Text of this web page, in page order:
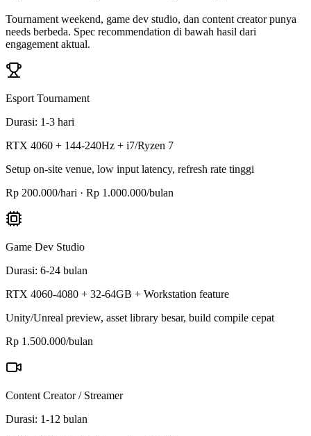
Tournament weekend, game dev studio, dan content creator punya
needs berbeda. Spec recommendation di bawah hasil dari
engagement aktual.
Esport Tournament
Durasi: 1-3 hari
RTX 4060 + 144-240Hz + i7/Ryzen 7
Setup on-site venue, low input latency, refresh rate tinggi
Rp 200.000/hari · Rp 1.000.000/bulan
Game Dev Studio
Durasi: 6-24 bulan
RTX 4060-4080 + 32-64GB + Workstation feature
Unity/Unreal preview, asset library besar, build compile cepat
Rp 1.500.000/bulan
Content Creator / Streamer
Durasi: 1-12 bulan